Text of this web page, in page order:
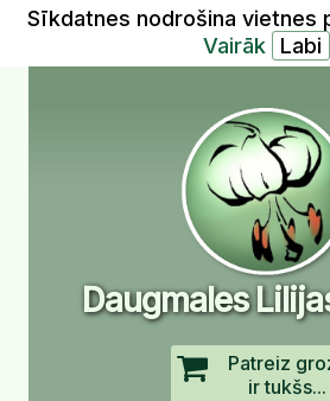
Sīkdatnes nodrošina vietnes
Vairāk
Daugmales
Patreiz
ir tukšs...